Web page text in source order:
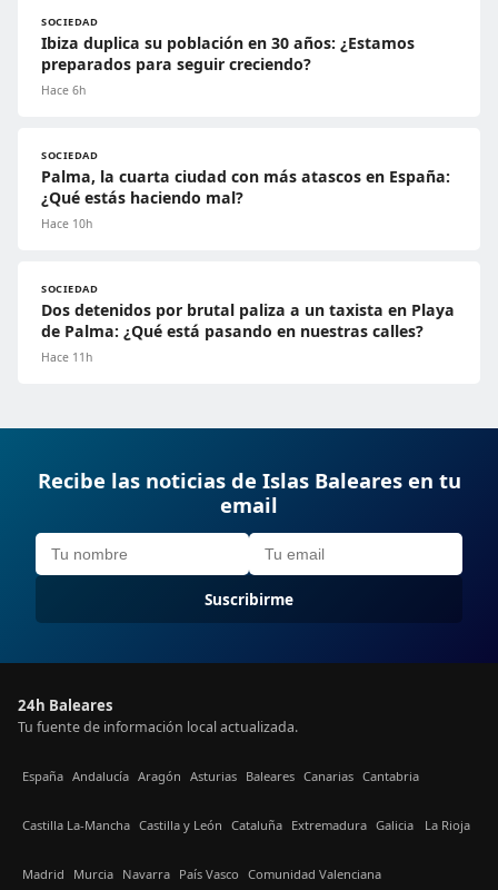
SOCIEDAD
Ibiza duplica su población en 30 años: ¿Estamos
preparados para seguir creciendo?
Hace 6h
SOCIEDAD
Palma, la cuarta ciudad con más atascos en España:
¿Qué estás haciendo mal?
Hace 10h
SOCIEDAD
Dos detenidos por brutal paliza a un taxista en Playa
de Palma: ¿Qué está pasando en nuestras calles?
Hace 11h
Recibe las noticias de Islas Baleares en tu
email
Suscribirme
24h Baleares
Tu fuente de información local actualizada.
España Andalucía Aragón Asturias Baleares Canarias Cantabria
Castilla La-Mancha Castilla y León Cataluña Extremadura Galicia La Rioja
Madrid Murcia Navarra País Vasco Comunidad Valenciana